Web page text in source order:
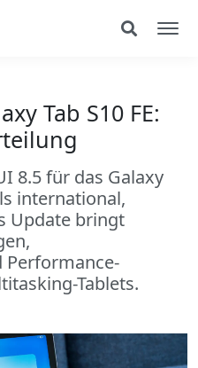
Tab S10 FE:
8.5 für das Galaxy
international,
Update bringt
Performance-
Tablets.